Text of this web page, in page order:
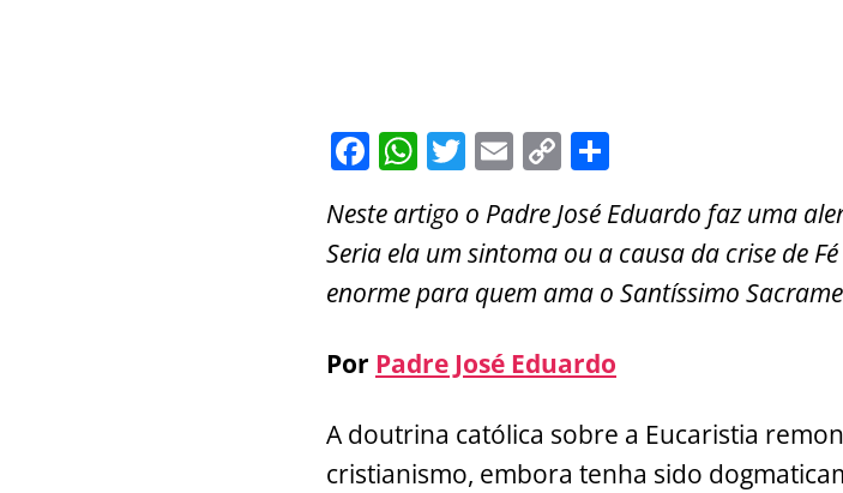
F
c
e
b
o
o
k
W
h
at
s
A
p
p
T
itt
er
E
ai
l
C
p
y
Li
k
ar
e
Neste artigo o Padre José Eduardo faz uma
Seria ela um sintoma ou a causa da crise de
enorme para quem ama o Santíssimo
Por Padre José Eduardo
A doutrina católica sobre a Eucaristia
cristianismo, embora tenha sido